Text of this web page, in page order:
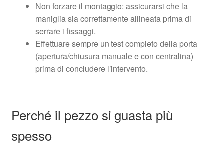
Non forzare il montaggio: assicurarsi che la
maniglia sia correttamente allineata prima di
serrare i fissaggi.
Effettuare sempre un test completo della porta
(apertura/chiusura manuale e con centralina)
prima di concludere l’intervento.
Perché il pezzo si guasta più
spesso